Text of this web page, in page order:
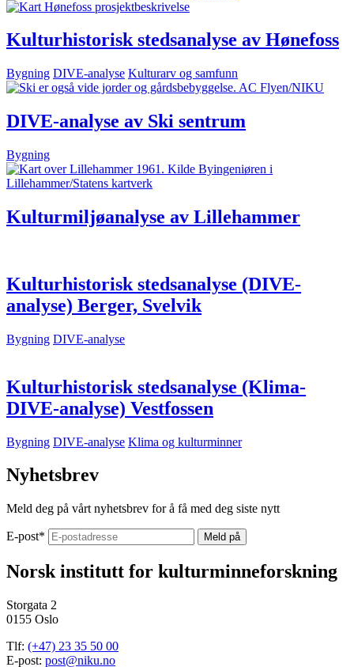
Kulturhistorisk stedsanalyse av Hønefoss
Bygning DIVE-analyse Kulturarv og samfunn
DIVE-analyse av Ski sentrum
Bygning
Kulturmiljøanalyse av Lillehammer
Kulturhistorisk stedsanalyse (DIVE-
analyse) Berger, Svelvik
Bygning DIVE-analyse
Kulturhistorisk stedsanalyse (Klima-
DIVE-analyse) Vestfossen
Bygning DIVE-analyse Klima og kulturminner
Nyhetsbrev
Meld deg på vårt nyhetsbrev for å få med deg siste nytt
E-post*
Norsk institutt for kulturminneforskning
Storgata 2
0155 Oslo
Tlf: (+47) 23 35 50 00
E-post: post@niku.no